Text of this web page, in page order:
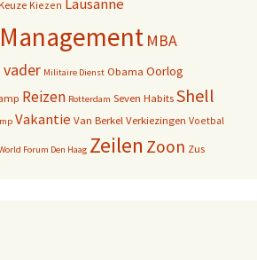
Kiezen Lausanne
Management MBA
vader Militaire Dienst Obama Oorlog
Reizen Rotterdam Seven HabitsShell
Vakantie Van Berkel Verkiezingen Voetbal
Forum Den Haag Zeilen Zoon Zus